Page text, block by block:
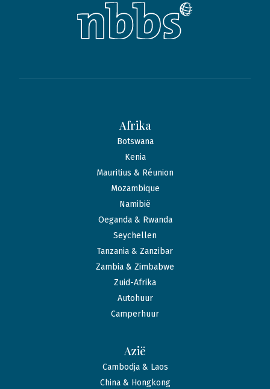
Afrika
Botswana
Kenia
Mauritius & Réunion
Mozambique
Namibië
Oeganda & Rwanda
Seychellen
Tanzania & Zanzibar
Zambia & Zimbabwe
Zuid-Afrika
Autohuur
Camperhuur
Azië
Cambodja & Laos
China & Hongkong